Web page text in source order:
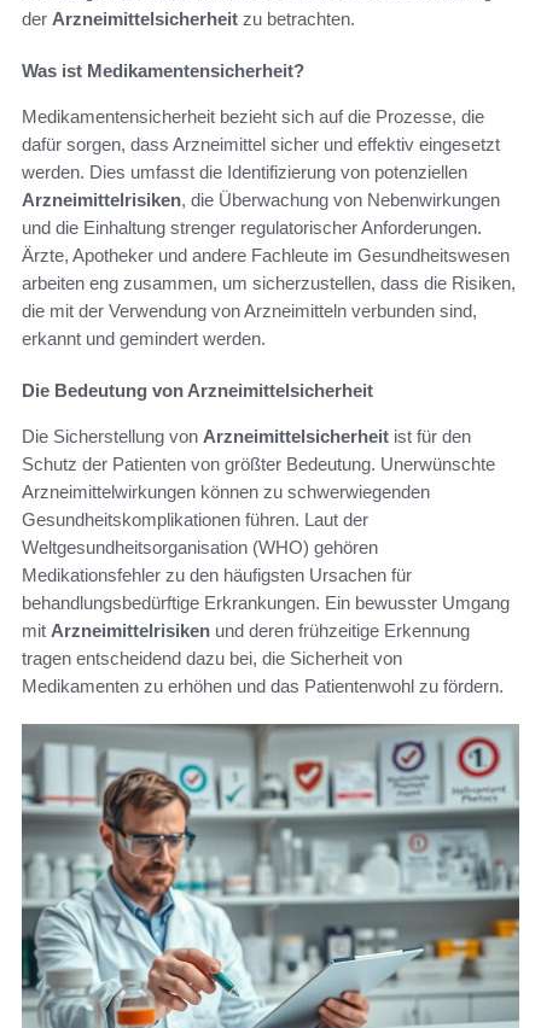
der Arzneimittelsicherheit zu betrachten.
Was ist Medikamentensicherheit?
Medikamentensicherheit bezieht sich auf die Prozesse, die
dafür sorgen, dass Arzneimittel sicher und effektiv eingesetzt
werden. Dies umfasst die Identifizierung von potenziellen
Arzneimittelrisiken, die Überwachung von Nebenwirkungen
und die Einhaltung strenger regulatorischer Anforderungen.
Ärzte, Apotheker und andere Fachleute im Gesundheitswesen
arbeiten eng zusammen, um sicherzustellen, dass die Risiken,
die mit der Verwendung von Arzneimitteln verbunden sind,
erkannt und gemindert werden.
Die Bedeutung von Arzneimittelsicherheit
Die Sicherstellung von Arzneimittelsicherheit ist für den
Schutz der Patienten von größter Bedeutung. Unerwünschte
Arzneimittelwirkungen können zu schwerwiegenden
Gesundheitskomplikationen führen. Laut der
Weltgesundheitsorganisation (WHO) gehören
Medikationsfehler zu den häufigsten Ursachen für
behandlungsbedürftige Erkrankungen. Ein bewusster Umgang
mit Arzneimittelrisiken und deren frühzeitige Erkennung
tragen entscheidend dazu bei, die Sicherheit von
Medikamenten zu erhöhen und das Patientenwohl zu fördern.